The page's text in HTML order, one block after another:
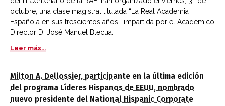
octubre, una clase magistral titulada “La Real Academia
Española en sus trescientos años”, impartida por el Académico
Director D. José Manuel Blecua.
Leer más...
Milton A. Dellossier, participante en la última edición
del programa Líderes Hispanos de EEUU, nombrado
nuevo presidente del National Hispanic Corporate